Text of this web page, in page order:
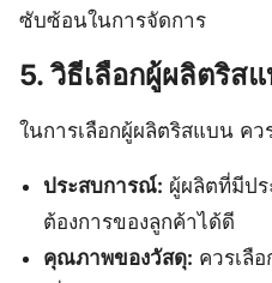
ซับซ้อนในการจัดการ
5. วิธีเลือกผู้ผลิตริส
ในการเลือกผู้ผลิตริสแบน ค
ประสบการณ์: ผู้ผลิตที่มีป
ต้องการของลูกค้าได้ดี
คุณภาพของวัสดุ: ควรเลื